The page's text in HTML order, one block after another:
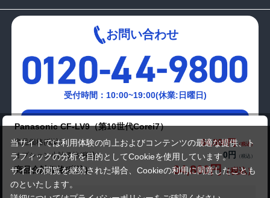
Panasonic CF-LV9（第10世代Corei7）
商品価格(税込) 64,800円
オプション小計価格(税込)
0円
商品合計価格(税込)
64,800円
お問い合わせ
受付時間：10:00~19:00(休業:日曜日)
メールでの
お問い合わせはこちら
当サイトでは利用体験の向上およびコンテンツの最適な提供、ト
ラフィックの分析を目的としてCookieを使用しています。
サイトの閲覧を継続された場合、Cookieの利用に同意したことも
のといたします。